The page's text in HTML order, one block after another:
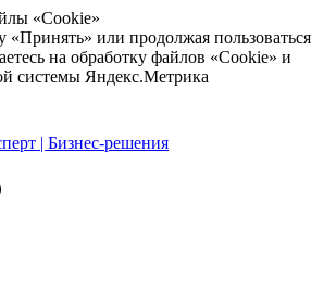
«Cookie»
или продолжая пользоваться
на обработку файлов «Cookie» и
системы Яндекс.Метрика
| Бизнес-решения